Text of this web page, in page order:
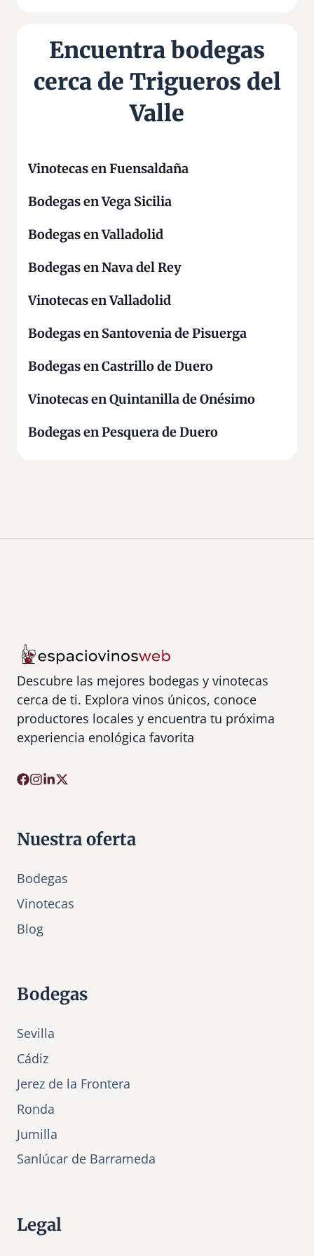
Encuentra bodegas
cerca de Trigueros del
Valle
Vinotecas en Fuensaldaña
Bodegas en Vega Sicilia
Bodegas en Valladolid
Bodegas en Nava del Rey
Vinotecas en Valladolid
Bodegas en Santovenia de Pisuerga
Bodegas en Castrillo de Duero
Vinotecas en Quintanilla de Onésimo
Bodegas en Pesquera de Duero
Descubre las mejores bodegas y vinotecas
cerca de ti. Explora vinos únicos, conoce
productores locales y encuentra tu próxima
experiencia enológica favorita
Nuestra oferta
Bodegas
Vinotecas
Blog
Bodegas
Sevilla
Cádiz
Jerez de la Frontera
Ronda
Jumilla
Sanlúcar de Barrameda
Legal